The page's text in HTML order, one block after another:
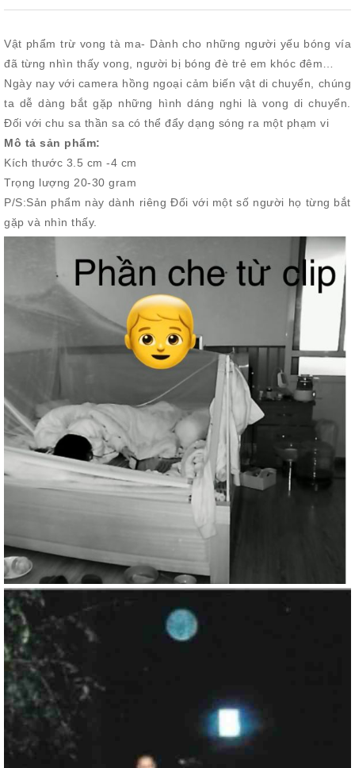
Vật phẩm trừ vong tà ma- Dành cho những người yếu bóng vía
đã từng nhìn thấy vong, người bị bóng đè trẻ em khóc đêm…
Ngày nay với camera hồng ngoại cảm biến vật di chuyển, chúng
ta dễ dàng bắt gặp những hình dáng nghi là vong di chuyển.
Đối với chu sa thần sa có thể đẩy dạng sóng ra một phạm vi
Mô tả sản phẩm:
Kích thước 3.5 cm -4 cm
Trọng lượng 20-30 gram
P/S:Sản phẩm này dành riêng Đối với một số người họ từng bắt
gặp và nhìn thấy.